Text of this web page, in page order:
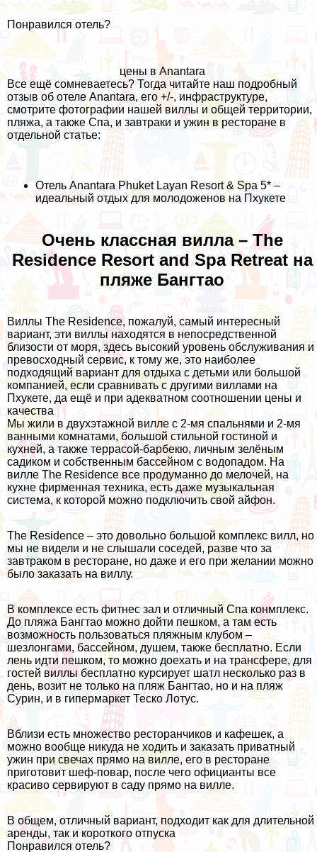
Понравился отель?
цены в Anantara
Все ещё сомневаетесь? Тогда читайте наш подробный
отзыв об отеле Anantara, его +/-, инфраструктуре,
смотрите фотографии нашей виллы и общей территории,
пляжа, а также Спа, и завтраки и ужин в ресторане в
отдельной статье:
Отель Anantara Phuket Layan Resort & Spa 5* –
идеальный отдых для молодоженов на Пхукете
Очень классная вилла – The
Residence Resort and Spa Retreat на
пляже Бангтао
Виллы The Residence, пожалуй, самый интересный
вариант, эти виллы находятся в непосредственной
близости от моря, здесь высокий уровень обслуживания и
превосходный сервис, к тому же, это наиболее
подходящий вариант для отдыха с детьми или большой
компанией, если сравнивать с другими виллами на
Пхукете, да ещё и при адекватном соотношении цены и
качества
Мы жили в двухэтажной вилле с 2-мя спальнями и 2-мя
ванными комнатами, большой стильной гостиной и
кухней, а также террасой-барбекю, личным зелёным
садиком и собственным бассейном с водопадом. На
вилле The Residence все продуманно до мелочей, на
кухне фирменная техника, есть даже музыкальная
система, к которой можно подключить свой айфон.
The Residence – это довольно большой комплекс вилл, но
мы не видели и не слышали соседей, разве что за
завтраком в ресторане, но даже и его при желании можно
было заказать на виллу.
В комплексе есть фитнес зал и отличный Спа конмплекс.
До пляжа Бангтао можно дойти пешком, а там есть
возможность пользоваться пляжным клубом –
шезлонгами, бассейном, душем, также бесплатно. Если
лень идти пешком, то можно доехать и на трансфере, для
гостей виллы бесплатно курсирует шатл несколько раз в
день, возит не только на пляж Бангтао, но и на пляж
Сурин, и в гипермаркет Теско Лотус.
Вблизи есть множество ресторанчиков и кафешек, а
можно вообще никуда не ходить и заказать приватный
ужин при свечах прямо на вилле, его в ресторане
приготовит шеф-повар, после чего официанты все
красиво сервируют в саду прямо на вилле.
В общем, отличный вариант, подходит как для длительной
аренды, так и короткого отпуска
Понравился отель?